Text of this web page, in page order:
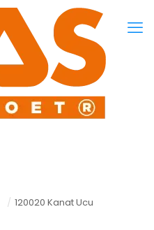
/ 120020 Kanat Ucu